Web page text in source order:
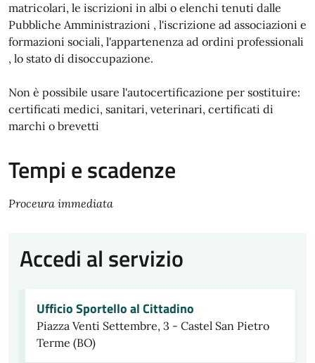
matricolari, le iscrizioni in albi o elenchi tenuti dalle
Pubbliche Amministrazioni , l'iscrizione ad associazioni e
formazioni sociali, l'appartenenza ad ordini professionali
, lo stato di disoccupazione.
Non è possibile usare l'autocertificazione per sostituire:
certificati medici, sanitari, veterinari, certificati di
marchi o brevetti
Tempi e scadenze
Proceura immediata
Accedi al servizio
Ufficio Sportello al Cittadino
Piazza Venti Settembre, 3 - Castel San Pietro
Terme (BO)